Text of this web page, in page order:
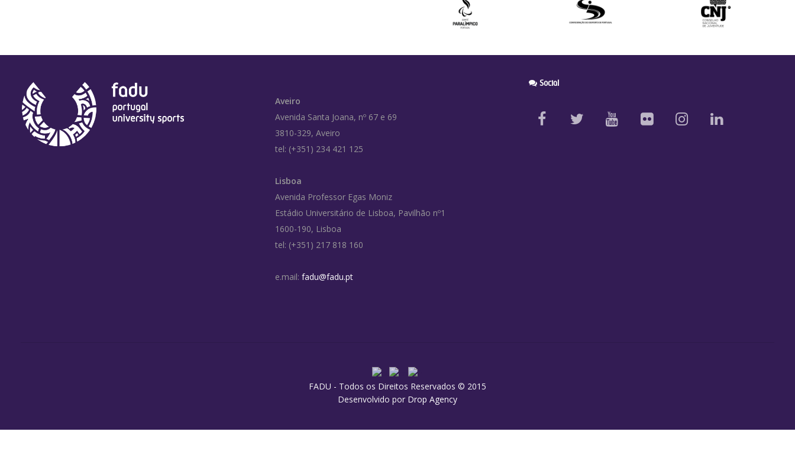
Aveiro
Avenida Santa Joana, nº 67 e 69
3810-329, Aveiro
tel: (+351) 234 421 125
Lisboa
Avenida Professor Egas Moniz
Estádio Universitário de Lisboa, Pavilhão nº1
1600-190, Lisboa
tel: (+351) 217 818 160
e.mail: fadu@fadu.pt
Social
FADU - Todos os Direitos Reservados © 2015
Desenvolvido por Drop Agency